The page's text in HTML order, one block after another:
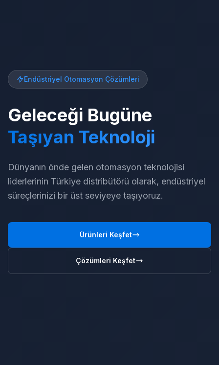
Endüstriyel Otomasyon Çözümleri
Geleceği Bugüne
Taşıyan Teknoloji
Dünyanın önde gelen otomasyon teknolojisi
liderlerinin Türkiye distribütörü olarak, endüstriyel
süreçlerinizi bir üst seviyeye taşıyoruz.
Ürünleri Keşfet
Çözümleri Keşfet